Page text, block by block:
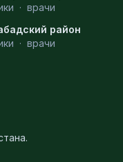
· врачи
район
· врачи